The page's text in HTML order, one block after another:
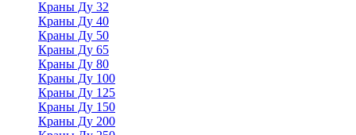
Краны Ду 32
Краны Ду 40
Краны Ду 50
Краны Ду 65
Краны Ду 80
Краны Ду 100
Краны Ду 125
Краны Ду 150
Краны Ду 200